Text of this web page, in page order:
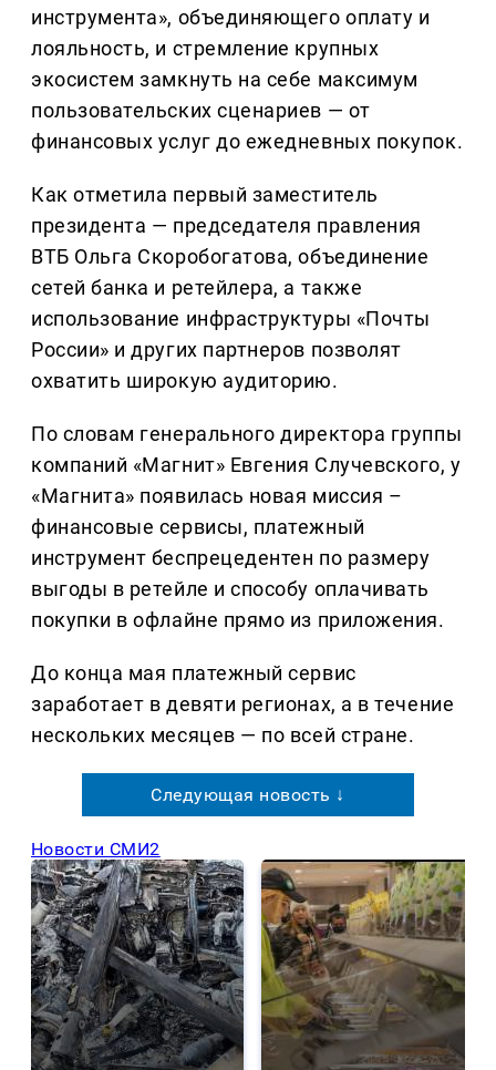
инструмента», объединяющего оплату и
лояльность, и стремление крупных
экосистем замкнуть на себе максимум
пользовательских сценариев — от
финансовых услуг до ежедневных покупок.
Как отметила первый заместитель
президента — председателя правления
ВТБ Ольга Скоробогатова, объединение
сетей банка и ретейлера, а также
использование инфраструктуры «Почты
России» и других партнеров позволят
охватить широкую аудиторию.
По словам генерального директора группы
компаний «Магнит» Евгения Случевского, у
«Магнита» появилась новая миссия –
финансовые сервисы, платежный
инструмент беспрецедентен по размеру
выгоды в ретейле и способу оплачивать
покупки в офлайне прямо из приложения.
До конца мая платежный сервис
заработает в девяти регионах, а в течение
нескольких месяцев — по всей стране.
Следующая новость ↓
Новости СМИ2